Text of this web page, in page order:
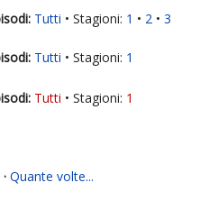
Tutti Stagioni: 1 2
3
Tutti Stagioni: 1
Tutti Stagioni: 1
· Quante volte...